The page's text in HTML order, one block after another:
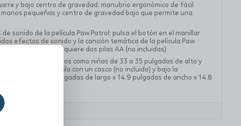
y bajo centro de gravedad: manubrio ergonómico de fácil
pequeñas y centro de gravedad bajo que permite una
sonido de la película Paw Patrol: pulsa el botón en el manillar
efectos de sonido y la canción temática de la película Paw
pueda cantar, requiere dos pilas AA (no incluidas)
infantil: tanto niños como niñas de 33 a 35 pulgadas de alto y
montar con estilo con un casco (no incluido) y bajo la
Mide 23.7 pulgadas de largo x 14.9 pulgadas de ancho x 14.8
del montaje